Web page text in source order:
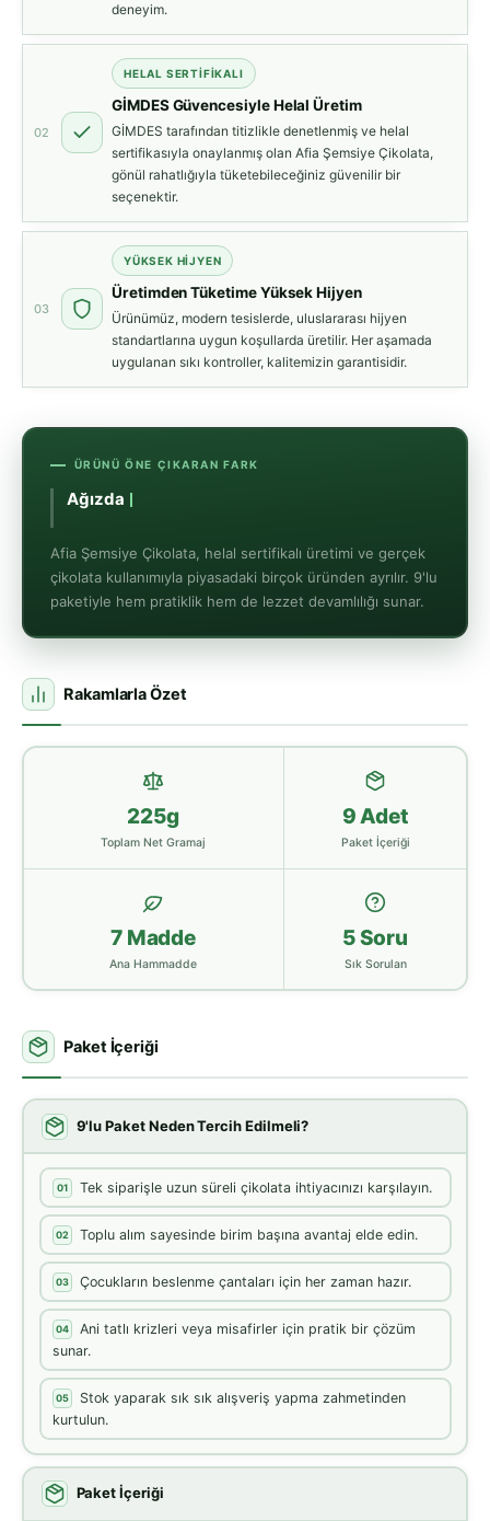
deneyim.
02
HELAL SERTIFIKALI
GİMDES Güvencesiyle Helal Üretim
GİMDES tarafından titizlikle denetlenmiş ve helal
sertifikasıyla onaylanmış olan Afia Şemsiye Çikolata,
gönül rahatlığıyla tüketebileceğiniz güvenilir bir
seçenektir.
03
YÜKSEK HIJYEN
Üretimden Tüketime Yüksek Hijyen
Ürünümüz, modern tesislerde, uluslararası hijyen
standartlarına uygun koşullarda üretilir. Her aşamada
uygulanan sıkı kontroller, kalitemizin garantisidir.
ÜRÜNÜ ÖNE ÇIKARAN FARK
Ağızda Eriyen Yumuşak
Afia Şemsiye Çikolata, helal sertifikalı üretimi ve gerçek
çikolata kullanımıyla piyasadaki birçok üründen ayrılır. 9'lu
paketiyle hem pratiklik hem de lezzet devamlılığı sunar.
Rakamlarla Özet
225g
Toplam Net Gramaj
9 Adet
Paket İçeriği
7 Madde
Ana Hammadde
5 Soru
Sık Sorulan
Paket İçeriği
9'lu Paket Neden Tercih Edilmeli?
01 Tek siparişle uzun süreli çikolata ihtiyacınızı karşılayın.
02 Toplu alım sayesinde birim başına avantaj elde edin.
03 Çocukların beslenme çantaları için her zaman hazır.
04
Ani tatlı krizleri veya misafirler için pratik bir çözüm
sunar.
05
Stok yaparak sık sık alışveriş yapma zahmetinden
kurtulun.
Paket İçeriği